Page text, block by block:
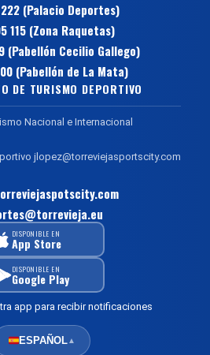
222 (Palacio Deportes)
115 (Zona Raquetas)
(Pabellón Cecilio Gallego)
(Pabellón de La Mata)
DE TURISMO DEPORTIVO
Nacional e Internacional
jlopez@torreviejasportscity.com
DISPONIBLE EN
App Store
DISPONIBLE EN
Google Play
app para recibir notificaciones
ESPAÑOL▲